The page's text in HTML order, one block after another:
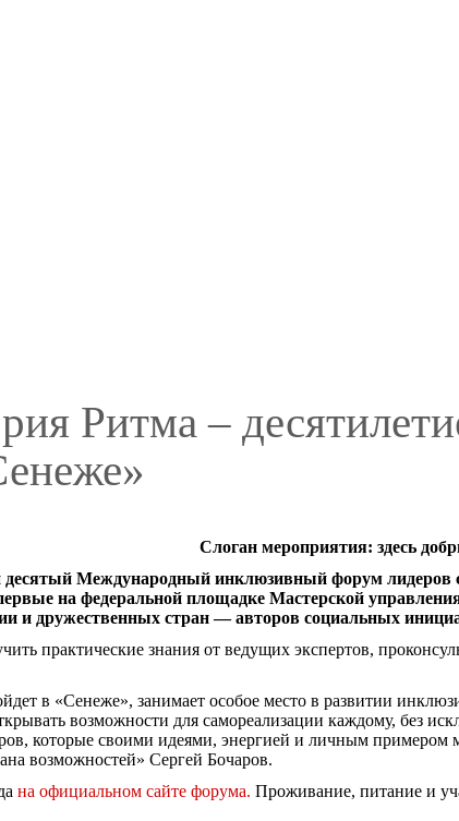
Ритма –
Слоган мероприятия: здесь
Международный инклюзивный форум лидеров
на федеральной площадке Мастерской
и дружественных стран — авторов социальных
практические знания от ведущих экспертов,
в «Сенеже», занимает особое место в развитии
возможности для самореализации каждому, без
которые своими идеями, энергией и личным
возможностей» Сергей Бочаров.
на официальном сайте форума. Проживание, питание и